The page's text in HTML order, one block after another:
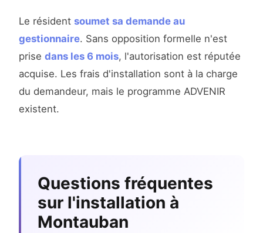
Le résident soumet sa demande au
gestionnaire. Sans opposition formelle n'est
prise dans les 6 mois, l'autorisation est réputée
acquise. Les frais d'installation sont à la charge
du demandeur, mais le programme ADVENIR
existent.
Questions fréquentes
sur l'installation à
Montauban